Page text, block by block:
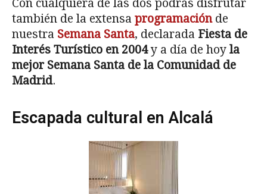
Con cualquiera de las dos podrás disfrutar
también de la extensa programación de
nuestra Semana Santa, declarada Fiesta de
Interés Turístico en 2004y a día de hoy la
mejor Semana Santa de la Comunidad de
Madrid.
Escapada cultural en Alcalá